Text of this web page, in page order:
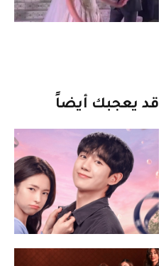
قد يعجبك أيضاً